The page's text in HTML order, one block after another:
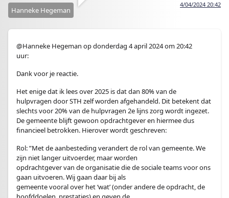
4/04/2024 20:42
Hanneke Hegeman
@Hanneke Hegeman op donderdag 4 april 2024 om 20:42
uur:
Dank voor je reactie.
Het enige dat ik lees over 2025 is dat dan 80% van de
hulpvragen door STH zelf worden afgehandeld. Dit betekent dat
slechts voor 20% van de hulpvragen 2e lijns zorg wordt ingezet.
De gemeente blijft gewoon opdrachtgever en hiermee dus
financieel betrokken. Hierover wordt geschreven:
Rol: ”Met de aanbesteding verandert de rol van gemeente. We
zijn niet langer uitvoerder, maar worden
opdrachtgever van de organisatie die de sociale teams voor ons
gaan uitvoeren. Wij gaan daar bij als
gemeente vooral over het ‘wat’ (onder andere de opdracht, de